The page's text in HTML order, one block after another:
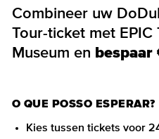
Combineer uw
Tour-ticket met
Museum en bespaar
O QUE POSSO ESPERAR?
Kies tussen tickets voor